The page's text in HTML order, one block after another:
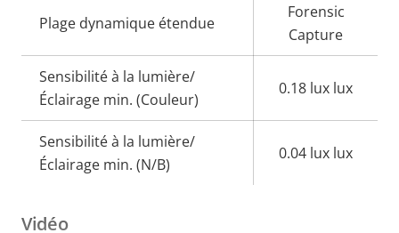
Plage dynamique étendue
Forensic
Capture
Sensibilité à la lumière/
Éclairage min. (Couleur)
0.18 lux lux
Sensibilité à la lumière/
Éclairage min. (N/B)
0.04 lux lux
Vidéo